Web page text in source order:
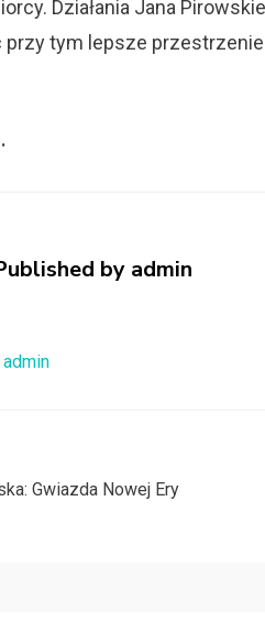
Działania Jana
przy tym lepsze
by admin
Gwiazda Nowej Ery